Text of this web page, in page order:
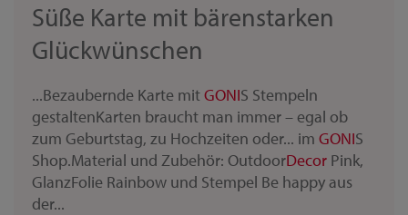
Süße Karte mit bärenstarken
Glückwünschen
...Bezaubernde Karte mitGONIS Stempeln
gestaltenKarten braucht man immer – egal ob
zum Geburtstag, zu Hochzeiten oder... im GONIS
Shop.Material und Zubehör: OutdoorDecor Pink,
GlanzFolie Rainbow und Stempel Be happy aus
der...